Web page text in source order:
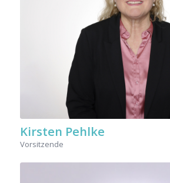
Kirsten Pehlke
Vorsitzende